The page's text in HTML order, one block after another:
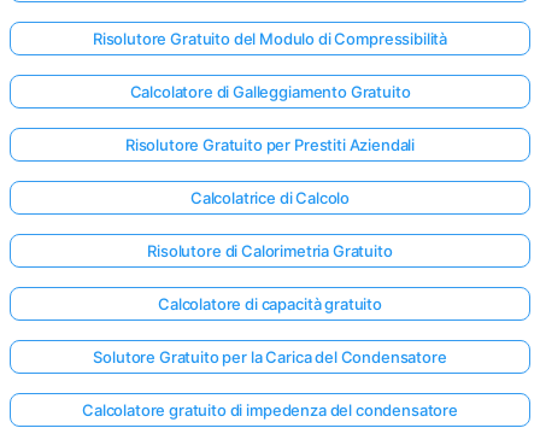
Risolutore Gratuito del Modulo di Compressibilità
Calcolatore di Galleggiamento Gratuito
Risolutore Gratuito per Prestiti Aziendali
Calcolatrice di Calcolo
Risolutore di Calorimetria Gratuito
Calcolatore di capacità gratuito
Solutore Gratuito per la Carica del Condensatore
Calcolatore gratuito di impedenza del condensatore